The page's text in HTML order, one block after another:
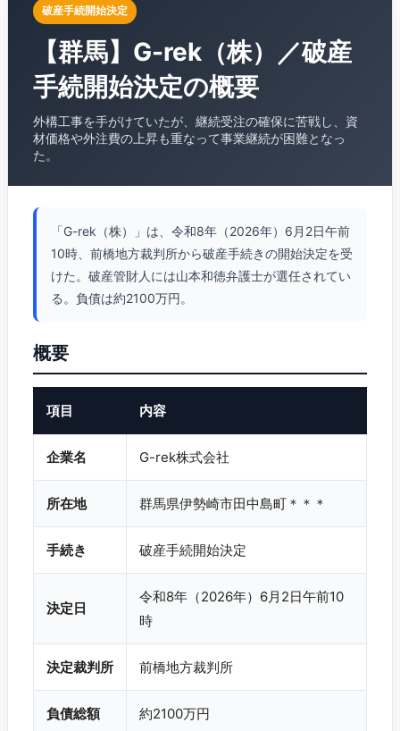
破産手続開始決定
【群馬】G-rek（株）／破産
手続開始決定の概要
外構工事を手がけていたが、継続受注の確保に苦戦し、資
材価格や外注費の上昇も重なって事業継続が困難となっ
た。
「G-rek（株）」は、令和8年（2026年）6月2日午前
10時、前橋地方裁判所から破産手続きの開始決定を受
けた。破産管財人には山本和徳弁護士が選任されてい
る。負債は約2100万円。
概要
項目 内容
企業名 G-rek株式会社
所在地 群馬県伊勢崎市田中島町＊＊＊
手続き 破産手続開始決定
決定日
令和8年（2026年）6月2日午前10
時
決定裁判所 前橋地方裁判所
負債総額 約2100万円